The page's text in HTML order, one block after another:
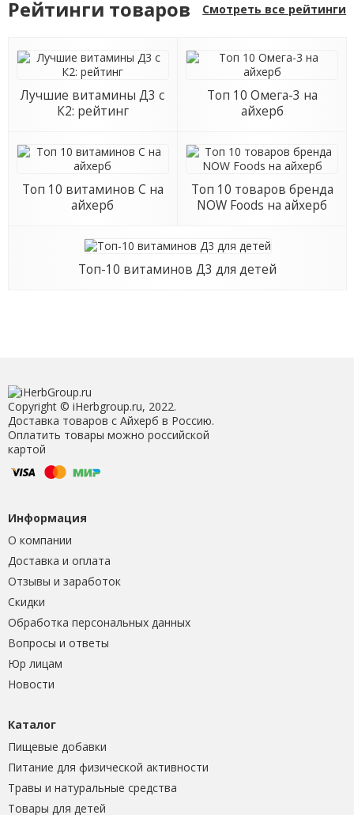
Рейтинги товаров Смотреть все рейтинги
Лучшие витамины Д3 с
К2: рейтинг
Топ 10 Омега-3 на
айхерб
Топ 10 витаминов С на
айхерб
Топ 10 товаров бренда
NOW Foods на айхерб
Топ-10 витаминов Д3 для детей
Copyright © iHerbgroup.ru, 2022.
Доставка товаров с Айхерб в Россию.
Оплатить товары можно российской
картой
Информация
О компании
Доставка и оплата
Отзывы и заработок
Скидки
Обработка персональных данных
Вопросы и ответы
Юр лицам
Новости
Каталог
Пищевые добавки
Питание для физической активности
Травы и натуральные средства
Товары для детей